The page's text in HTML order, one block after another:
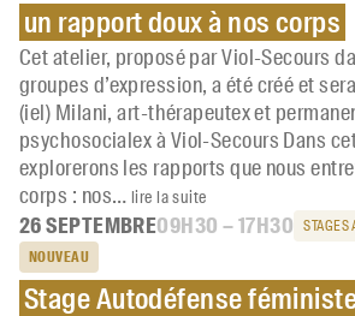
un rapport doux à nos corps
Cet atelier, proposé par Viol-Secours
groupes d’expression, a été créé et
(iel) Milani, art-thérapeutex et
psychosocialex à Viol-Secours Dans
explorerons les rapports que nous
corps : nos… lire la suite
26 SEPTEMBRE09H30 – 17H30 STAGES
NOUVEAU
Stage Autodéfense